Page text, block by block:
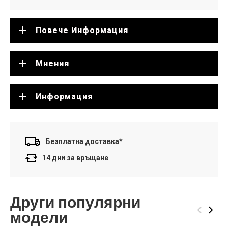
Повече Информация
Мнения
Информация
Безплатна доставка*
14 дни за връщане
Други популярни
модели ‹ ›